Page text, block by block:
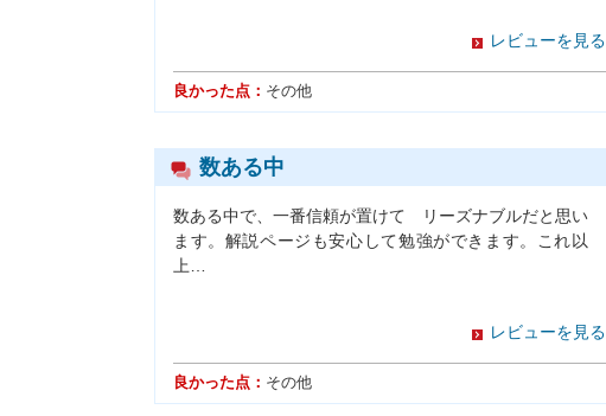
レビューを見る
良かった点： その他
数ある中
数ある中で、一番信頼が置けて リーズナブルだと思い
ます。解説ページも安心して勉強ができます。これ以
上…
レビューを見る
良かった点： その他